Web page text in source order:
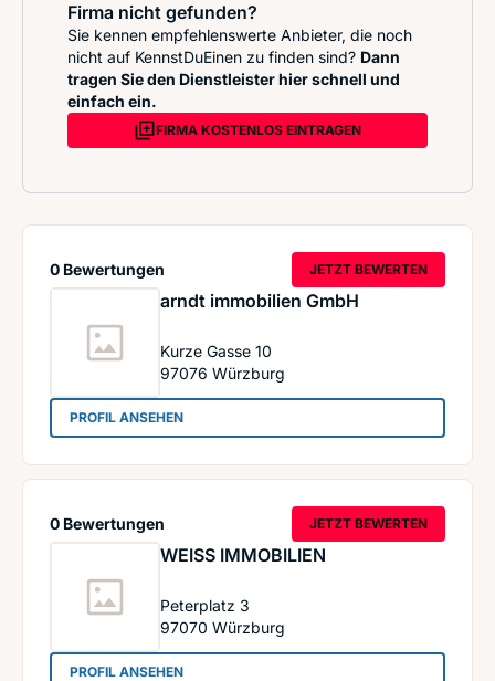
Firma nicht gefunden?
Sie kennen empfehlenswerte Anbieter, die noch
nicht auf KennstDuEinen zu finden sind? Dann
tragen Sie den Dienstleister hier schnell und
einfach ein.
FIRMA KOSTENLOS EINTRAGEN
arndt immobilien GmbH
Kurze Gasse 10
97076 Würzburg
0 Bewertungen JETZT BEWERTEN
PROFIL ANSEHEN: arndt immobilien GmbH
WEISS IMMOBILIEN
Peterplatz 3
97070 Würzburg
0 Bewertungen JETZT BEWERTEN
PROFIL ANSEHEN: WEISS IMMOBILIEN